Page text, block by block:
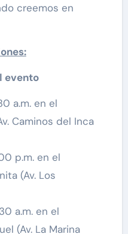
creemos en
evento
a.m. en el
Caminos del Inca
p.m. en el
(Av. Los
a.m. en el
(Av. La Marina